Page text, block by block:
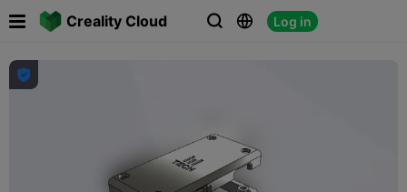
Creality Cloud   Log in
